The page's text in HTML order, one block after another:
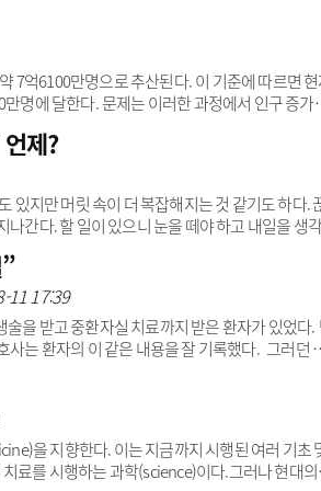
우리가 보기엔 여당이나 야당이나 도긴개긴으로
난해 간호법 재의요구를 하면서 국민 직..
7억6100만명으로 추산된다. 이 기준에 따르면
명에 달한다. 문제는 이러한 과정에서 인구 증가
히 세계에서 가장 빠른 속도로 초고령화사회에
필요가 있다.현재 글로벌 고령화 현상은 어느 정
제?
있지만 머릿 속이 더 복잡해지는 것 같기도 하다.
간다. 할 일이 있으니 눈을 떼야 하고 내일을 생
유튜브 숏츠 등 60초 미만 짧은 영상콘텐츠를 접
쉴 새 없이 제공되고, 굳이 선택하지 않아도 바로
11 17:39
을 받고 중환자실 치료까지 받은 환자가 있었다.
사는 환자의 이 같은 내용을 잘 기록했다. 그러던
방받았다. 환자는 무사히 치료를 받고 건강한 모
은 사례다. “간호사의 세심하고 주의 깊은 행동이
을 지향한다. 이는 지금까지 시행된 여러 기초
료를 시행하는 과학(science)이다.그러나 현대